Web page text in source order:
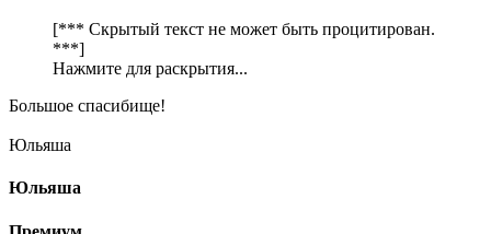
[*** Скрытый текст не может быть процитирован.
***]
Нажмите для раскрытия...
Большое спасибище!
Юльяша
Юльяша